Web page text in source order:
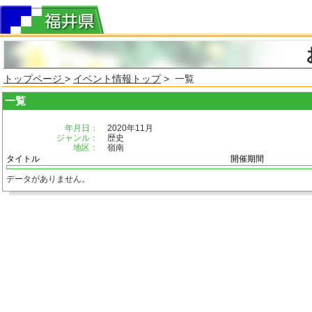
トップページ > イベント情報トップ> 一覧
一覧
年月日：
2020年11月
ジャンル：
歴史
地区：
嶺南
タイトル
開催期間
データがありません。